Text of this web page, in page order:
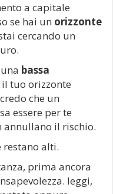
a capitale
se hai un orizzonte
cercando un
bassa
il tuo orizzonte
che un
essere per te
annullano il rischio.
restano alti.
prima ancora
leggi,